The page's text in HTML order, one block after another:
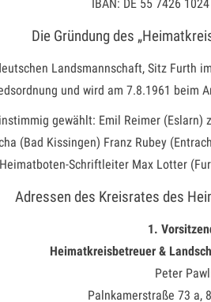
IBAN: DE 55 7426
Die Gründung des
Landsmannschaft, Sitz Furth
und wird am 7.8.1961 beim
gewählt: Emil Reimer
(Bad Kissingen) Franz Rubey
Heimatboten-Schriftleiter Max Lotter
Adressen des Kreisrates des
1.
Heimatkreisbetreuer &
Peter
Palnkamerstraße 73 a,